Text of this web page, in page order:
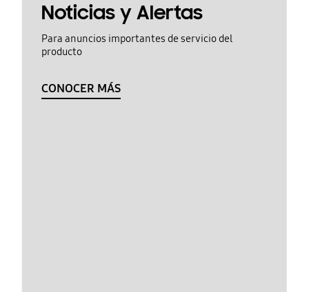
Noticias y Alertas
Para anuncios importantes de servicio del
producto
CONOCER MÁS